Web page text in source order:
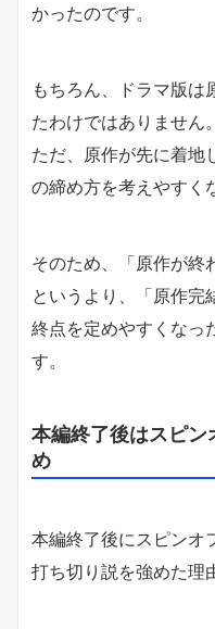
かったのです。
もちろん、ドラマ版は
たわけではありません。
ただ、原作が先に着地
の締め方を考えやすく
そのため、「原作が終
というより、「原作完
終点を定めやすくなっ
す。
本編終了後はスピ
め
本編終了後にスピンオ
打ち切り説を強めた理